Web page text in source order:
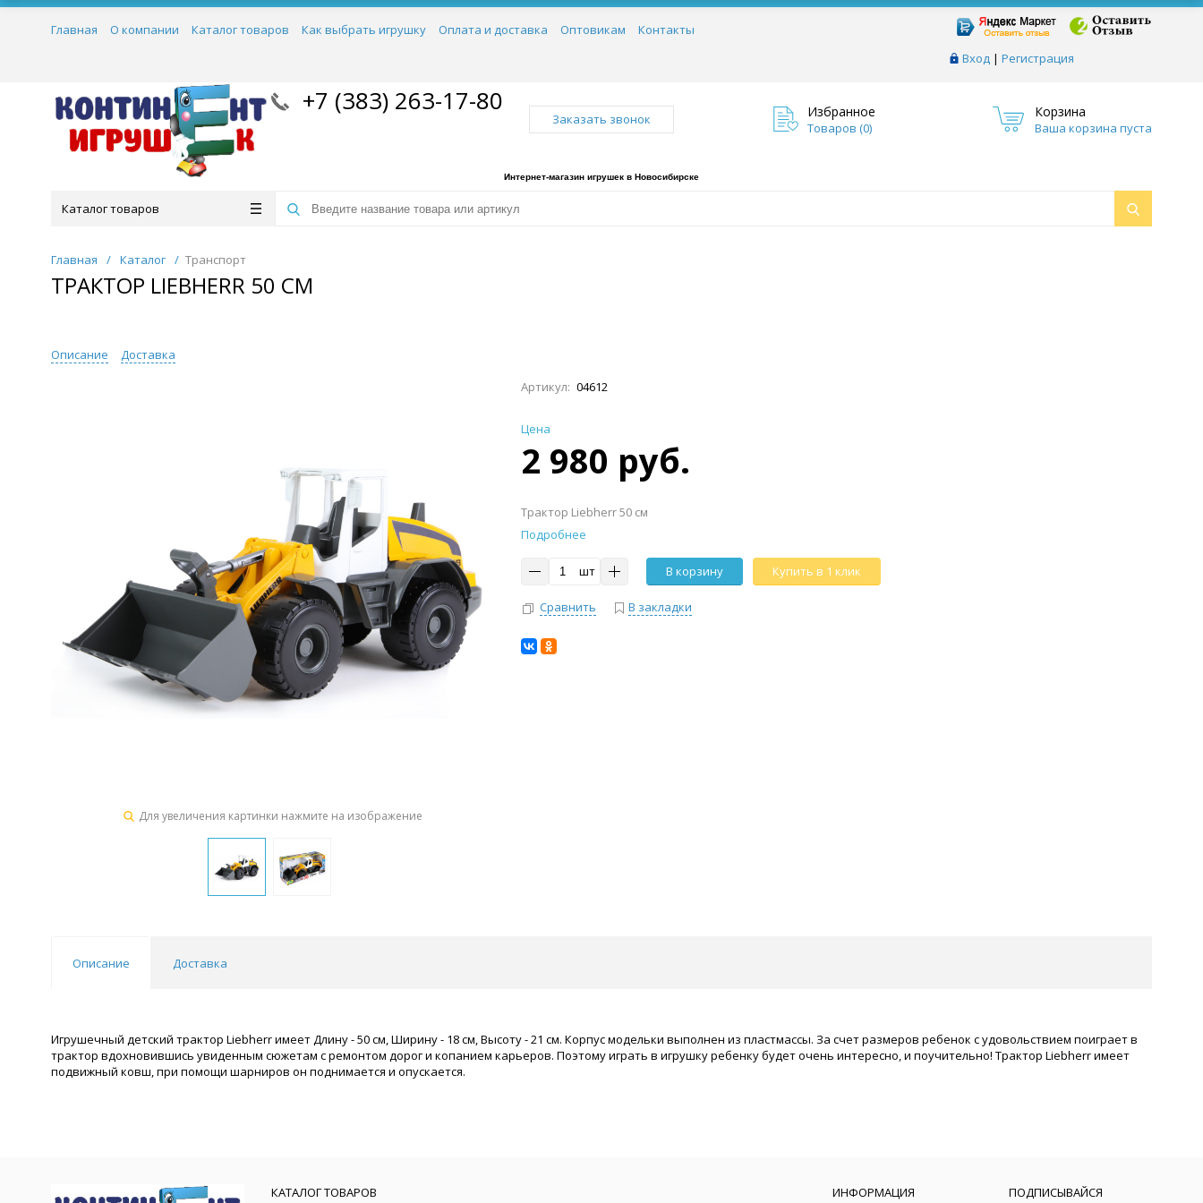
Вход | Регистрация
Главная О компании Каталог товаров Как выбрать игрушку Оплата и доставка Оптовикам Контакты
+7 (383) 263-17-80
Заказать звонок Избранное
Товаров (0)
Корзина
Ваша корзина пуста
Интернет-магазин игрушек в Новосибирске
Каталог товаров
Главная / Каталог / Транспорт
ТРАКТОР LIEBHERR 50 СМ
Описание Доставка
Для увеличения картинки нажмите на изображение
Артикул: 04612
Цена
2 980 руб.
Трактор Liebherr 50 см
Подробнее
шт В корзину Купить в 1 клик
Сравнить В закладки
Описание Доставка
Игрушечный детский трактор Liebherr имеет Длину - 50 см, Ширину - 18 см, Высоту - 21 см. Корпус модельки выполнен из пластмассы. За счет размеров ребенок с удовольствием поиграет в
трактор вдохновившись увиденным сюжетам с ремонтом дорог и копанием карьеров. Поэтому играть в игрушку ребенку будет очень интересно, и поучительно! Трактор Liebherr имеет
подвижный ковш, при помощи шарниров он поднимается и опускается.
КАТАЛОГ ТОВАРОВ ИНФОРМАЦИЯ ПОДПИСЫВАЙСЯ